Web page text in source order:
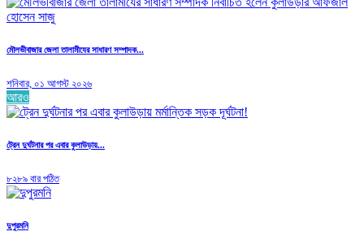
মৌলভীবাজার জেলা তালামীযের সাধারণ সম্পাদক...
শনিবার, ০১ আগস্ট ২০২৬
আরও
ট্রেন দুর্ঘটনার পর এবার কুলাউড়ায়...
৮২৮৯ বার পঠিত
দুপুরমনি